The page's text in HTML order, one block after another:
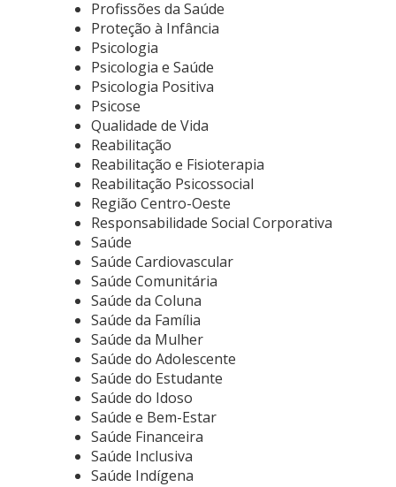
Profissões da Saúde
Proteção à Infância
Psicologia
Psicologia e Saúde
Psicologia Positiva
Psicose
Qualidade de Vida
Reabilitação
Reabilitação e Fisioterapia
Reabilitação Psicossocial
Região Centro-Oeste
Responsabilidade Social Corporativa
Saúde
Saúde Cardiovascular
Saúde Comunitária
Saúde da Coluna
Saúde da Família
Saúde da Mulher
Saúde do Adolescente
Saúde do Estudante
Saúde do Idoso
Saúde e Bem-Estar
Saúde Financeira
Saúde Inclusiva
Saúde Indígena